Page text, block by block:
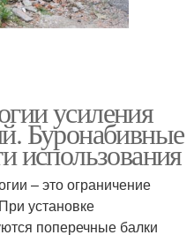
усиления
Буронабивные
использования
– это ограничение
установке
поперечные балки